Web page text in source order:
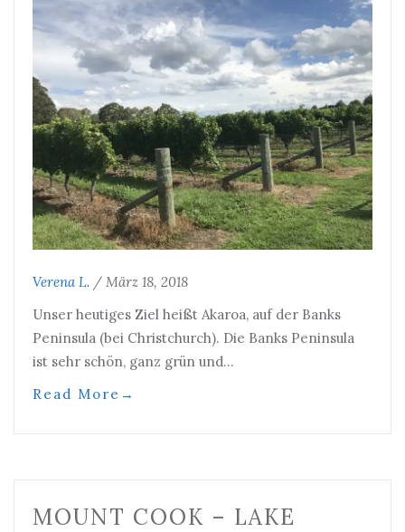
Verena L. / März 18, 2018
Unser heutiges Ziel heißt Akaroa, auf der Banks
Peninsula (bei Christchurch). Die Banks Peninsula
ist sehr schön, ganz grün und…
Read More →
MOUNT COOK – LAKE